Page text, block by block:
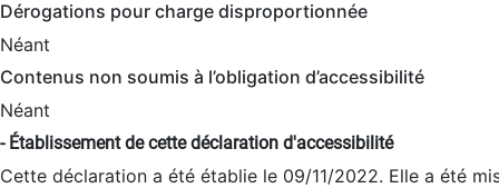
Dérogations pour charge disproportionnée
Néant
Contenus non soumis à l’obligation d’accessibilité
Néant
- Établissement de cette déclaration d'accessibilité
Cette déclaration a été établie le 09/11/2022. Elle a été